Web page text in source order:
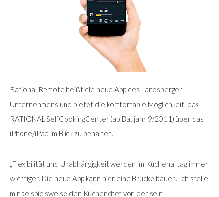
Rational Remote heißt die neue App des Landsberger
Unternehmens und bietet die komfortable Möglichkeit, das
RATIONAL SelfCookingCenter (ab Baujahr 9/2011) über das
iPhone/iPad im Blick zu behalten.
„Flexibilität und Unabhängigkeit werden im Küchenalltag immer
wichtiger. Die neue App kann hier eine Brücke bauen. Ich stelle
mir beispielsweise den Küchenchef vor, der sein